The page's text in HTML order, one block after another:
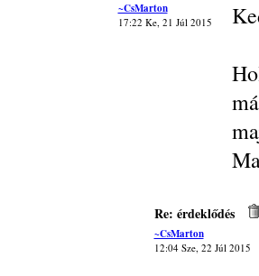
~CsMarton
17:22 Ke, 21 Júl 2015
Re: érdeklődés
~CsMarton
12:04 Sze, 22 Júl 2015